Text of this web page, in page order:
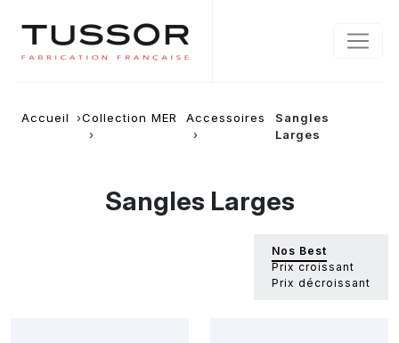
Accueil Collection MER Accessoires
Sangles
Larges
Sangles Larges
Nos Best
Prix croissant
Prix décroissant